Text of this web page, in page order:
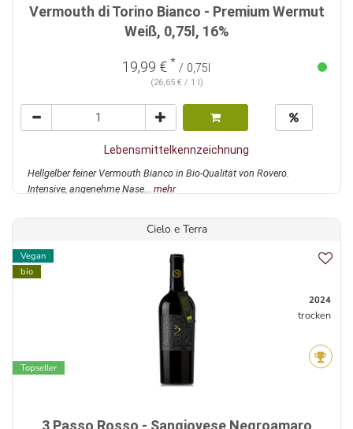
Vermouth di Torino Bianco - Premium Wermut
Weiß, 0,75l, 16%
19,99 € * / 0,75l
(26,65 € / 1 l)
Lebensmittelkennzeichnung
Hellgelber feiner Vermouth Bianco in Bio-Qualität von Rovero.
Intensive, angenehme Nase... mehr
Cielo e Terra
Vegan
bio
Topseller
2024
trocken
3 Passo Rosso - Sangiovese Negroamaro